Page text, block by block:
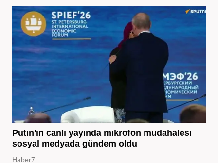
Putin'in canlı yayında mikrofon müdahalesi
sosyal medyada gündem oldu
Haber7